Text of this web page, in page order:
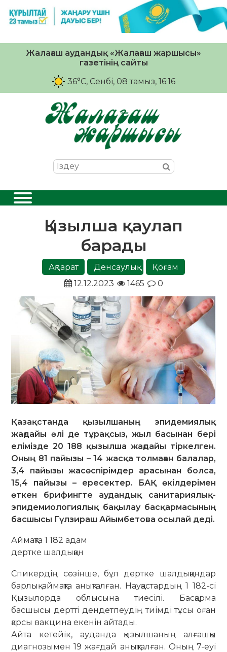
Жалағаш аудандық «Жалағаш жаршысы»
газетінің сайты
36°C, Сенбі, 08 тамыз, 16:16
Қызылша қаулап
барады
Ақпарат Денсаулық
Қоғам
12.12.2023
1465 0
Қазақстанда қызылшаның эпидемиялық
жағдайы әлі де тұрақсыз, жыл басынан бері
елімізде 20 188 қызылша жағдайы тіркелген.
Оның 81 пайызы – 14 жасқа толмаған балалар,
3,4 пайызы жасөспірімдер арасынан болса,
15,4 пайызы – ересектер. БАҚ өкілдерімен
өткен брифингте аудандық санитариялық-
эпидемиологиялық бақылау басқармасының
басшысы Гүлзираш Айымбетова осылай деді.
Аймақта 1 182 адам
дертке шалдыққан
Спикердің сөзінше, бұл дертке шалдық­қандар
барлық аймақта анықталған. Науқастардың 1 182-сі
Қызылорда облы­сына тиесілі. Басқарма
басшысы дертті дендетпеудің тиімді тұсы оған
қарсы вакцина екенін айтады.
Айта кетейік, ауданда қызылшаның алғашқы
диагнозымен 19 жағдай анық­талған. Оның 7-еуі